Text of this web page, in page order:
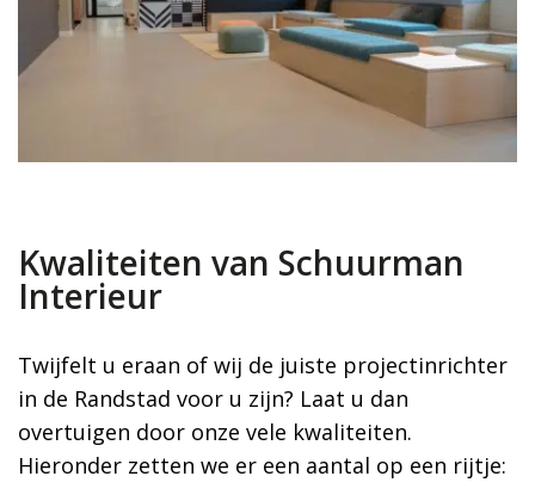
Kwaliteiten van Schuurman
Interieur
Twijfelt u eraan of wij de juiste projectinrichter
in de Randstad voor u zijn? Laat u dan
overtuigen door onze vele kwaliteiten.
Hieronder zetten we er een aantal op een rijtje: